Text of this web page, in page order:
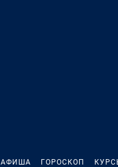
АФИША ГОРОСКОП